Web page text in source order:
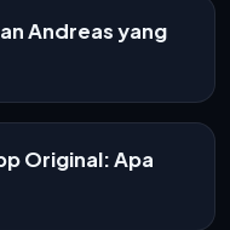
Andreas yang
Original: Apa